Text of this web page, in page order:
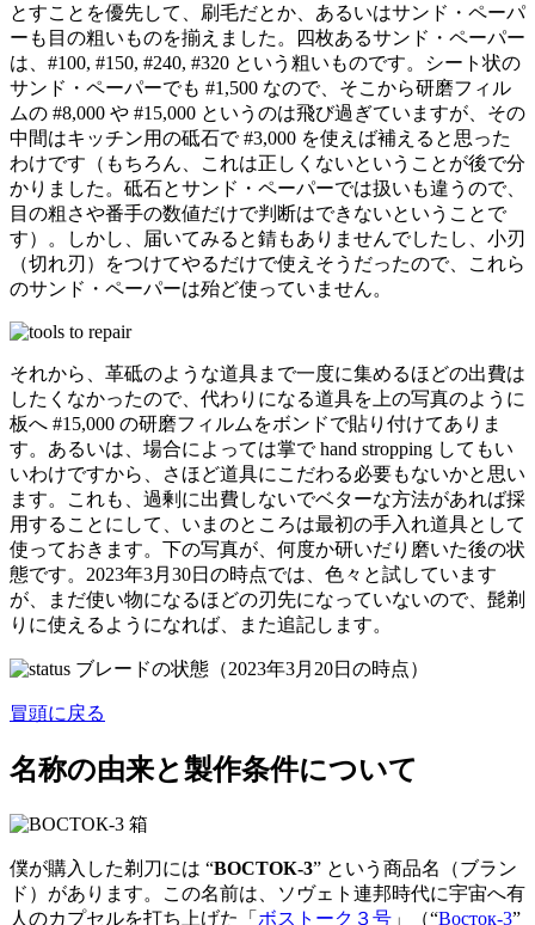
とすことを優先して、刷毛だとか、あるいはサンド・ペーパ
ーも目の粗いものを揃えました。四枚あるサンド・ペーパー
は、#100, #150, #240, #320 という粗いものです。シート状の
サンド・ペーパーでも #1,500 なので、そこから研磨フィル
ムの #8,000 や #15,000 というのは飛び過ぎていますが、その
中間はキッチン用の砥石で #3,000 を使えば補えると思った
わけです（もちろん、これは正しくないということが後で分
かりました。砥石とサンド・ペーパーでは扱いも違うので、
目の粗さや番手の数値だけで判断はできないということで
す）。しかし、届いてみると錆もありませんでしたし、小刃
（切れ刃）をつけてやるだけで使えそうだったので、これら
のサンド・ペーパーは殆ど使っていません。
それから、革砥のような道具まで一度に集めるほどの出費は
したくなかったので、代わりになる道具を上の写真のように
板へ #15,000 の研磨フィルムをボンドで貼り付けてありま
す。あるいは、場合によっては掌で hand stropping してもい
いわけですから、さほど道具にこだわる必要もないかと思い
ます。これも、過剰に出費しないでベターな方法があれば採
用することにして、いまのところは最初の手入れ道具として
使っておきます。下の写真が、何度か研いだり磨いた後の状
態です。2023年3月30日の時点では、色々と試しています
が、まだ使い物になるほどの刃先になっていないので、髭剃
りに使えるようになれば、また追記します。
ブレードの状態（2023年3月20日の時点）
冒頭に戻る
名称の由来と製作条件について
箱
僕が購入した剃刀には “ВОСТОК-3” という商品名（ブラン
ド）があります。この名前は、ソヴェト連邦時代に宇宙へ有
人のカプセルを打ち上げた「 ボストーク３号 」（“Восток-3”